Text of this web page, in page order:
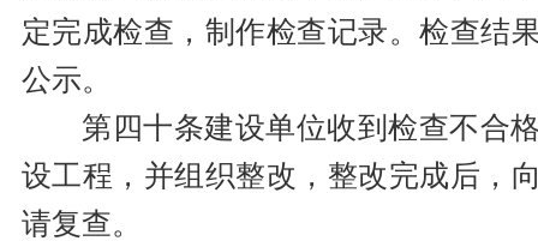
定完成检查，制作检查记录。检查结
公示。
第四十条建设单位收到检查不合
设工程，并组织整改，整改完成后，
请复查。